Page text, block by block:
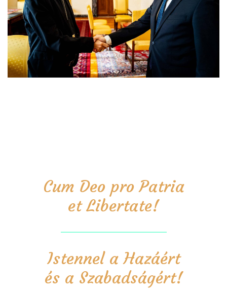
Cum Deo pro Patria
et Libertate!
Istennel a Hazáért
és a Szabadságért!